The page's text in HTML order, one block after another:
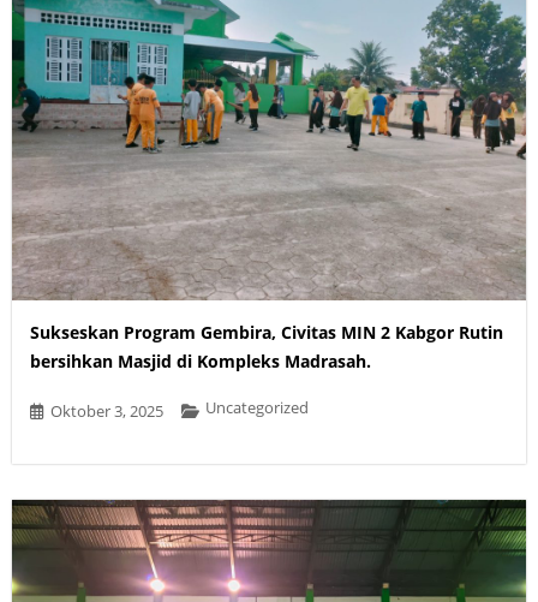
Sukseskan Program Gembira, Civitas MIN 2 Kabgor Rutin
bersihkan Masjid di Kompleks Madrasah.
Oktober 3, 2025 Uncategorized